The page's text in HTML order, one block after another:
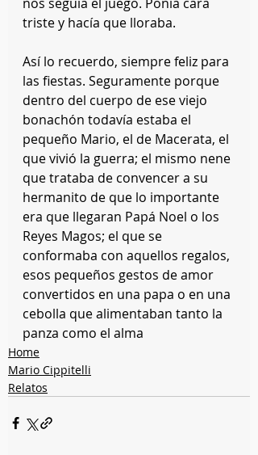
triste y hacía que lloraba.
Así lo recuerdo, siempre feliz para
las fiestas. Seguramente porque
dentro del cuerpo de ese viejo
bonachón todavía estaba el
pequeño Mario, el de Macerata, el
que vivió la guerra; el mismo nene
que trataba de convencer a su
hermanito de que lo importante
era que llegaran Papá Noel o los
Reyes Magos; el que se
conformaba con aquellos regalos,
esos pequeños gestos de amor
convertidos en una papa o en una
cebolla que alimentaban tanto la
panza como el alma
Home
Mario Cippitelli
Relatos